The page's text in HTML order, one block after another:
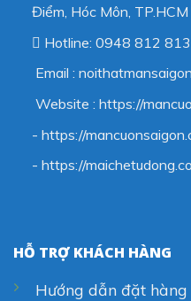
Điểm, Hóc Môn, TP.HCM
Hotline: 0948 812
Email :
Website : https://
- https://
- https://
HỖ TRỢ KHÁCH HÀNG
Hướng dẫn đặt hàng